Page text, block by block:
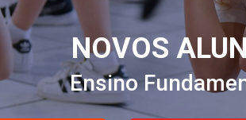
NOVOS
Ensino